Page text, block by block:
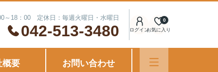
～18：00 定休日：毎週火曜日・水曜日
042-513-3480 ログインお気に入り
0
概要 お問い合わせ